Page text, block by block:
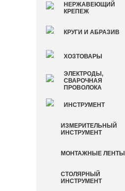
НЕРЖАВЕЮЩИЙ
КРЕПЕЖ
КРУГИ И АБРАЗИВ
ХОЗТОВАРЫ
ЭЛЕКТРОДЫ,
СВАРОЧНАЯ
ПРОВОЛОКА
ИНСТРУМЕНТ
ИЗМЕРИТЕЛЬНЫЙ
ИНСТРУМЕНТ
МОНТАЖНЫЕ ЛЕНТЫ
СТОЛЯРНЫЙ
ИНСТРУМЕНТ